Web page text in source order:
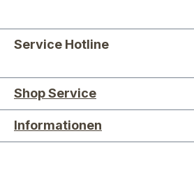
Service Hotline
Shop Service
Informationen